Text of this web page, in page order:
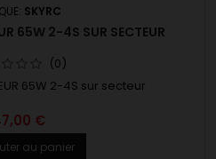
SKYRC
65W 2-4S SUR SECTEUR
(0)
65W 2-4S sur secteur
€
au panier